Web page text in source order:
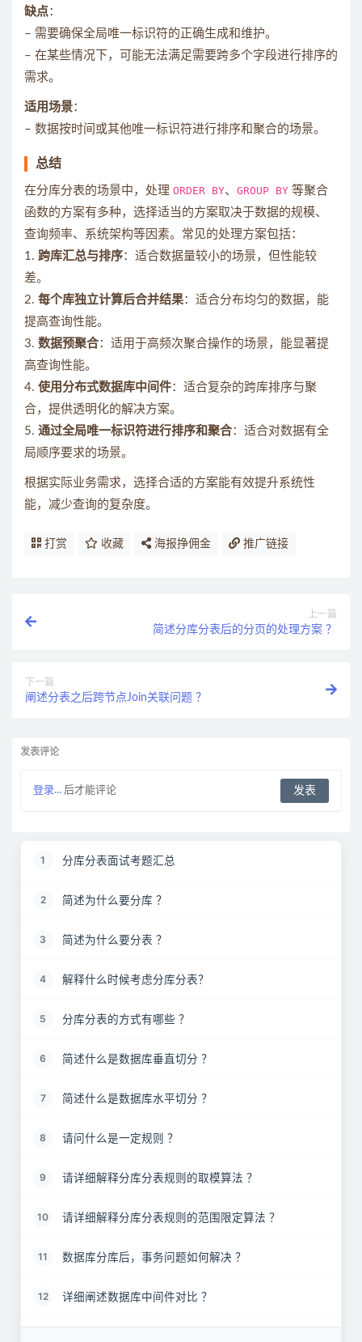
缺点：
– 需要确保全局唯一标识符的正确生成和维护。
– 在某些情况下，可能无法满足需要跨多个字段进行排序的
需求。
适用场景：
– 数据按时间或其他唯一标识符进行排序和聚合的场景。
总结
在分库分表的场景中，处理 ORDER BY、 GROUP BY 等聚合
函数的方案有多种，选择适当的方案取决于数据的规模、
查询频率、系统架构等因素。常见的处理方案包括：
1. 跨库汇总与排序：适合数据量较小的场景，但性能较
差。
2. 每个库独立计算后合并结果：适合分布均匀的数据，能
提高查询性能。
3. 数据预聚合：适用于高频次聚合操作的场景，能显著提
高查询性能。
4. 使用分布式数据库中间件：适合复杂的跨库排序与聚
合，提供透明化的解决方案。
5. 通过全局唯一标识符进行排序和聚合：适合对数据有全
局顺序要求的场景。
根据实际业务需求，选择合适的方案能有效提升系统性
能，减少查询的复杂度。
打赏 收藏 海报挣佣金 推广链接
上一篇
简述分库分表后的分页的处理方案 ？
下一篇
阐述分表之后跨节点Join关联问题 ？
发表评论
登录... 后才能评论
1 分库分表面试考题汇总
2 简述为什么要分库 ？
3 简述为什么要分表 ？
4 解释什么时候考虑分库分表？
5 分库分表的方式有哪些 ？
6 简述什么是数据库垂直切分 ？
7 简述什么是数据库水平切分 ？
8 请问什么是一定规则 ？
9 请详细解释分库分表规则的取模算法 ？
10 请详细解释分库分表规则的范围限定算法 ？
11 数据库分库后，事务问题如何解决 ？
12 详细阐述数据库中间件对比 ？